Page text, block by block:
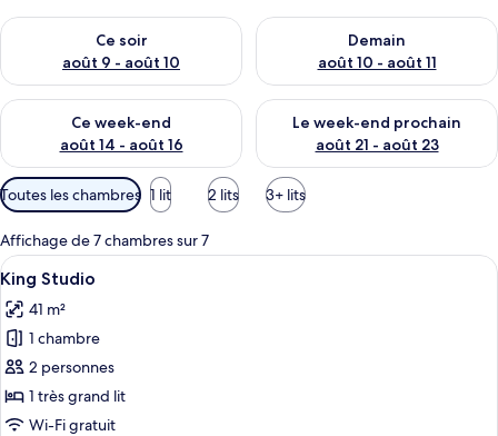
n
o
t
é
s
p
s
Ce soir
août 9 - août 10
Vérifier la disponibilité pour ce soir août 9 - août 10
Demain
août 10 - août 11
Vérifier la disponibilité pour
Ce week-end
août 14 - août 16
Vérifier la disponibilité pour ce week-end août 14 - août 16
Le week-end prochain
août 21 - août 23
Vérifier la disponibilité pour
Filtres
disponibles
pour
les
chambres
Toutes les chambres 1 lit 2 lits 3+ lits
Affichage de 7 chambres sur 7
Afficher
toutes
les
photos
pour
ce
type
Une chambre d’hôtel avec un
4
King Studio
41 m²
1 chambre
2 personnes
1 très grand lit
Wi-Fi gratuit